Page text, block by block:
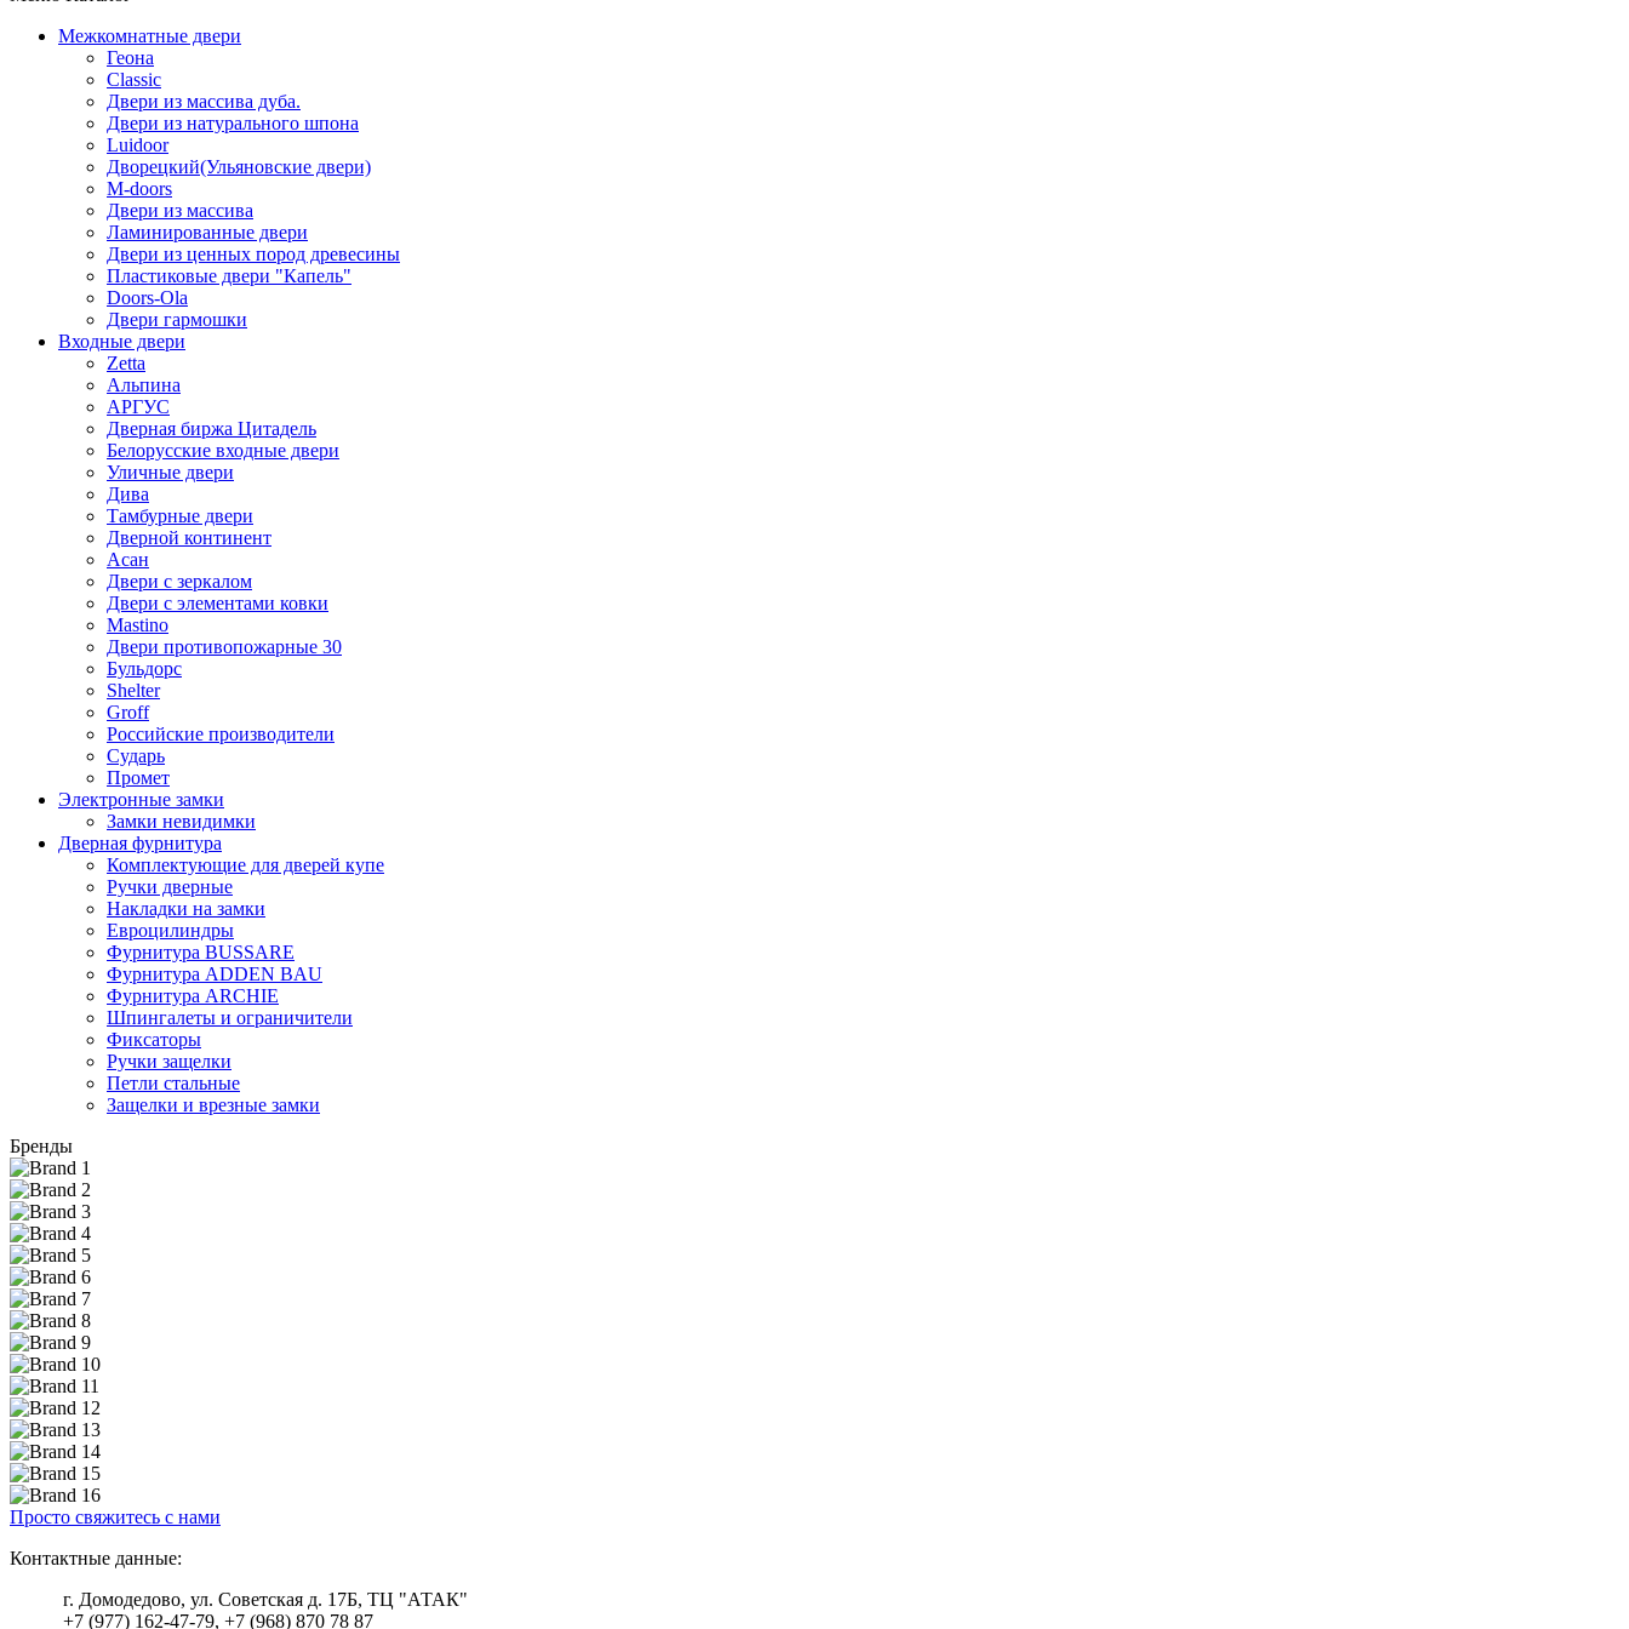
Межкомнатные двери
Геона
Classic
Двери из массива дуба.
Двери из натурального шпона
Luidoor
Дворецкий(Ульяновские двери)
M-doors
Двери из массива
Ламинированные двери
Двери из ценных пород древесины
Пластиковые двери "Капель"
Doors-Ola
Двери гармошки
Входные двери
Zetta
Альпина
АРГУС
Дверная биржа Цитадель
Белорусские входные двери
Уличные двери
Дива
Тамбурные двери
Дверной континент
Асан
Двери с зеркалом
Двери с элементами ковки
Mastino
Двери противопожарные 30
Бульдорс
Shelter
Groff
Российские производители
Сударь
Промет
Электронные замки
Замки невидимки
Дверная фурнитура
Комплектующие для дверей купе
Ручки дверные
Накладки на замки
Евроцилиндры
Фурнитура BUSSARE
Фурнитура ADDEN BAU
Фурнитура ARCHIE
Шпингалеты и ограничители
Фиксаторы
Ручки защелки
Петли стальные
Защелки и врезные замки
Бренды
Просто свяжитесь с нами
Контактные данные:
г. Домодедово, ул. Советская д. 17Б, ТЦ "АТАК"
+7 (977) 162-47-79, +7 (968) 870 78 87